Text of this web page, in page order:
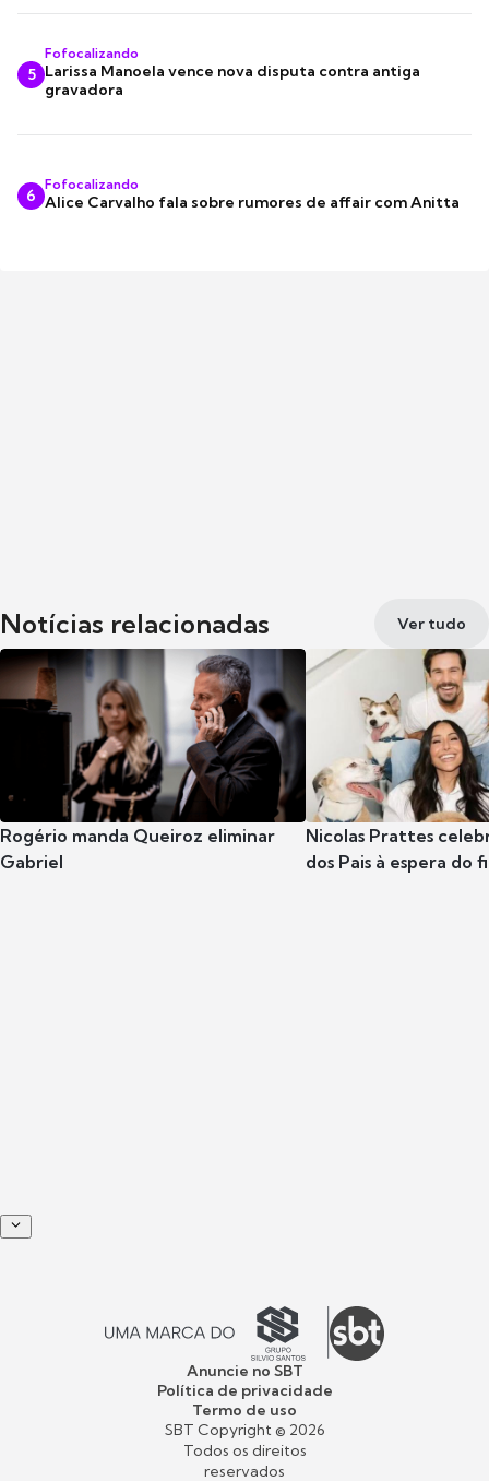
5
Fofocalizando
Larissa Manoela vence nova disputa contra antiga
gravadora
6
Fofocalizando
Alice Carvalho fala sobre rumores de affair com Anitta
Notícias relacionadas Ver tudo
Rogério manda Queiroz eliminar
Gabriel
Nicolas Prattes
dos Pais à espera do
Anuncie no SBT
Política de privacidade
Termo de uso
SBT Copyright © 2026
Todos os direitos
reservados